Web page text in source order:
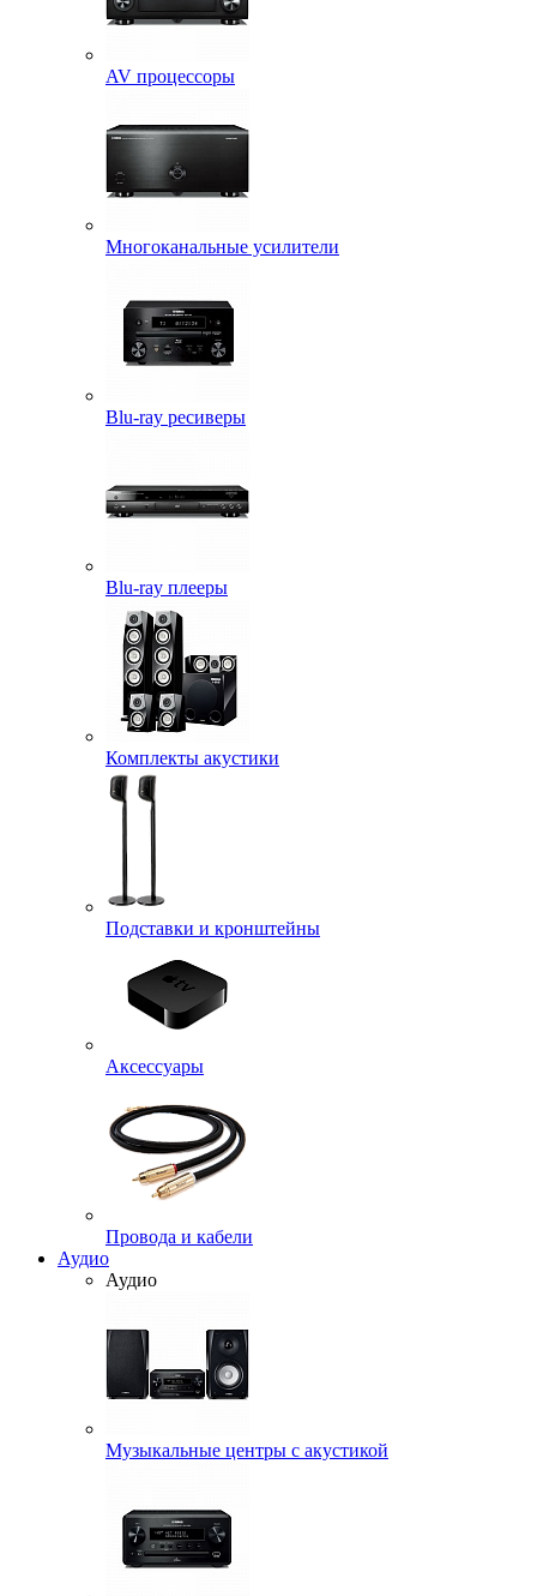
AV процессоры
Многоканальные усилители
Blu-ray ресиверы
Blu-ray плееры
Комплекты акустики
Подставки и кронштейны
Аксессуары
Провода и кабели
Аудио
Аудио
Музыкальные центры с акустикой